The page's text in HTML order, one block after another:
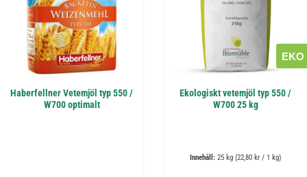
Haberfellner Vetemjöl typ 550 /
W700 optimalt
EKO
Ekologiskt vetemjöl typ 550 /
W700 25 kg
Innehåll: 25 kg (22,80 kr / 1 kg)